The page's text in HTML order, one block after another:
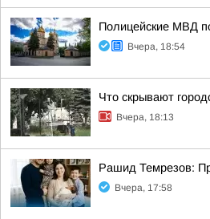
Полицейские МВД
Вчера, 18:54
Что скрывают
Вчера, 18:13
Рашид Темрезов:
Вчера, 17:58